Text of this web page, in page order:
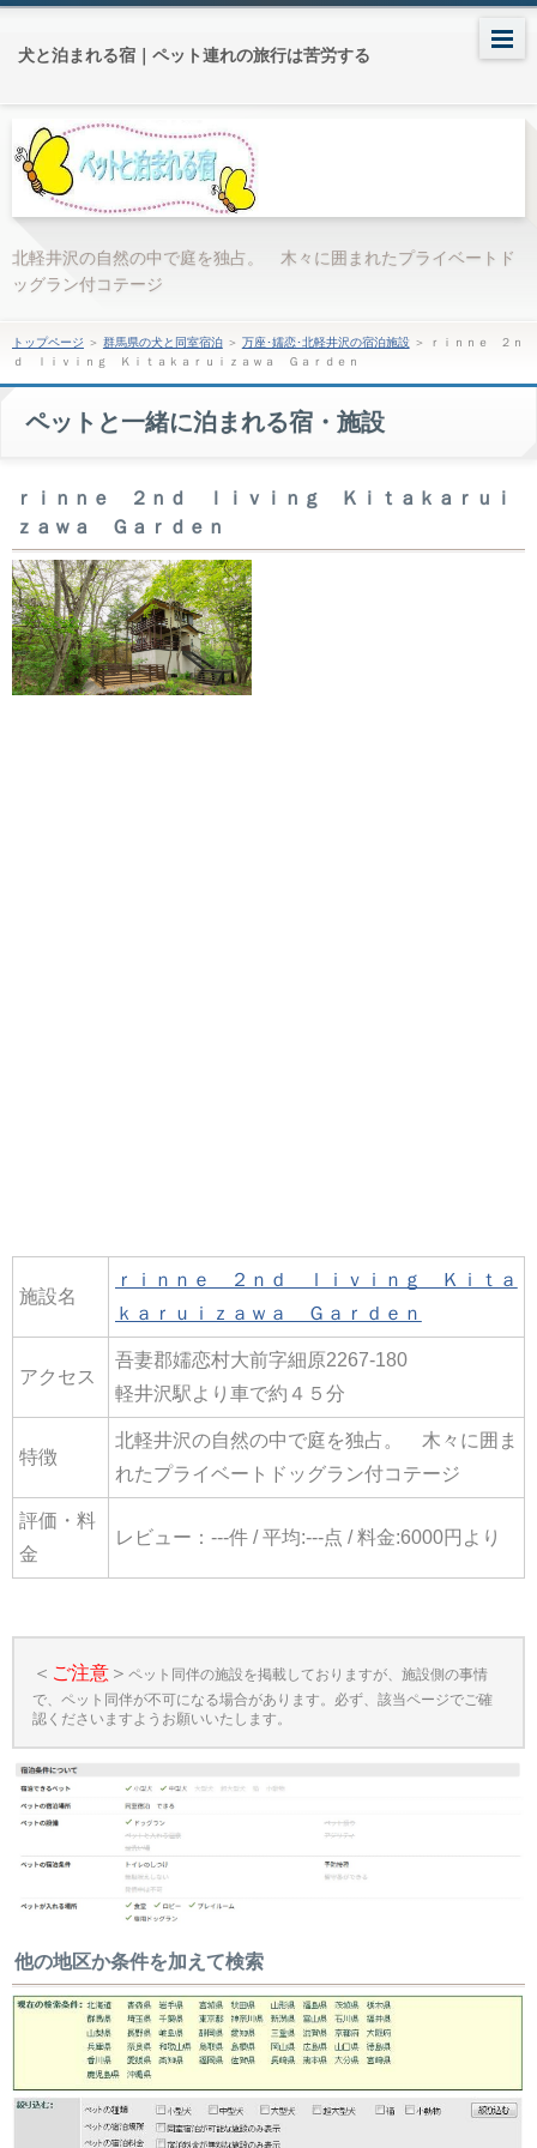
犬と泊まれる宿｜ペット連れの旅行は苦労する
北軽井沢の自然の中で庭を独占。 木々に囲まれたプライベートド
ッグラン付コテージ
トップページ ＞ 群馬県の犬と同室宿泊＞ 万座･嬬恋･北軽井沢の宿泊施設＞
ｒｉｎｎｅ ２ｎ
ｄ ｌｉｖｉｎｇ Ｋｉｔａｋａｒｕｉｚａｗａ Ｇａｒｄｅｎ
ペットと一緒に泊まれる宿・施設
ｒｉｎｎｅ ２ｎｄ ｌｉｖｉｎｇ Ｋｉｔａｋａｒｕｉ
ｚａｗａ Ｇａｒｄｅｎ
施設名
ｒｉｎｎｅ ２ｎｄ ｌｉｖｉｎｇ Ｋｉｔａ
ｋａｒｕｉｚａｗａ Ｇａｒｄｅｎ
アクセス
吾妻郡嬬恋村大前字細原2267-180
軽井沢駅より車で約４５分
特徴
北軽井沢の自然の中で庭を独占。 木々に囲ま
れたプライベートドッグラン付コテージ
評価・料
金
レビュー：---件 / 平均:---点 / 料金:6000円より
＜ ご注意＞ ペット同伴の施設を掲載しておりますが、施設側の事情
で、ペット同伴が不可になる場合があります。必ず、該当ページでご確
認くださいますようお願いいたします。
他の地区か条件を加えて検索